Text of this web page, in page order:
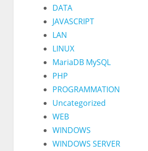
DATA
JAVASCRIPT
LAN
LINUX
MariaDB MySQL
PHP
PROGRAMMATION
Uncategorized
WEB
WINDOWS
WINDOWS SERVER